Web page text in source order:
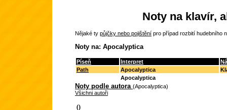
Noty na klavír,
Nějaké ty půjčky nebo pojištění pro případ rozbití hudebního
Noty na: Apocalyptica
Píseň Interpret
Path
Apocalyptica
Apocalyptica
Noty podle autora (Apocalyptica)
Všichni autoři
()